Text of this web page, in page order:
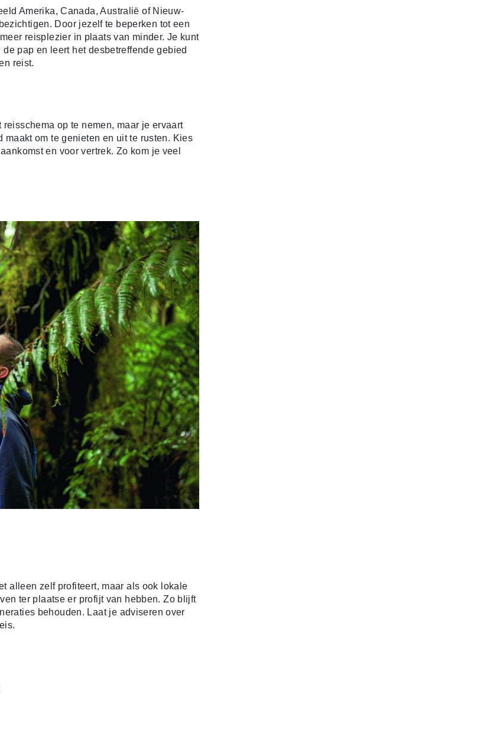
Amerika, Canada, Australië of Nieuw-
Door jezelf te beperken tot een
reisplezier in plaats van minder. Je kunt
pap en leert het desbetreffende gebied
reist.
op te nemen, maar je ervaart
om te genieten en uit te rusten. Kies
en voor vertrek. Zo kom je veel
alleen zelf profiteert, maar als ook lokale
ter plaatse er profijt van hebben. Zo blijft
behouden. Laat je adviseren over